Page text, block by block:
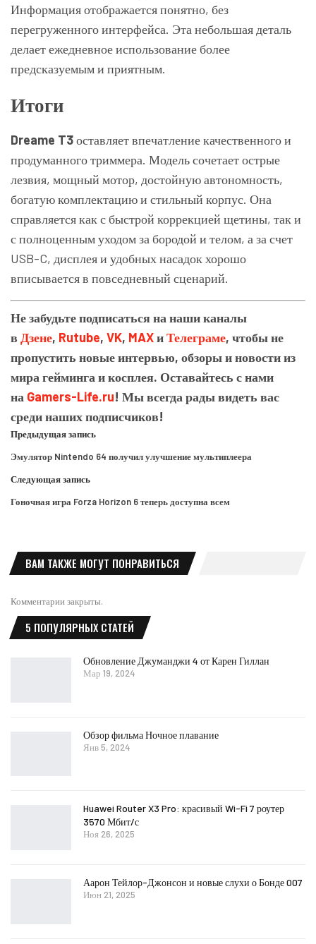
Информация отображается понятно, без
перегруженного интерфейса. Эта небольшая деталь
делает ежедневное использование более
предсказуемым и приятным.
Итоги
Dreame T3оставляет впечатление качественного и
продуманного триммера. Модель сочетает острые
лезвия, мощный мотор, достойную автономность,
богатую комплектацию и стильный корпус. Она
справляется как с быстрой коррекцией щетины, так и
с полноценным уходом за бородой и телом, а за счет
USB-C, дисплея и удобных насадок хорошо
вписывается в повседневный сценарий.
Не забудьте подписаться на наши каналы
в Дзене, Rutube, VK, MAXиТелеграме, чтобы не
пропустить новые интервью, обзоры и новости из
мира гейминга и косплея. Оставайтесь с нами
на Gamers-Life.ru! Мы всегда рады видеть вас
среди наших подписчиков!
Предыдущая запись
Эмулятор Nintendo 64 получил улучшение мультиплеера
Следующая запись
Гоночная игра Forza Horizon 6 теперь доступна всем
ВАМ ТАКЖЕ МОГУТ ПОНРАВИТЬСЯ
Комментарии закрыты.
5 ПОПУЛЯРНЫХ СТАТЕЙ
Обновление Джуманджи 4 от Карен Гиллан
Мар 19, 2024
Обзор фильма Ночное плавание
Янв 5, 2024
Huawei Router X3 Pro: красивый Wi-Fi 7 роутер
3570 Мбит/с
Ноя 26, 2025
Аарон Тейлор-Джонсон и новые слухи о Бонде 007
Июн 21, 2025